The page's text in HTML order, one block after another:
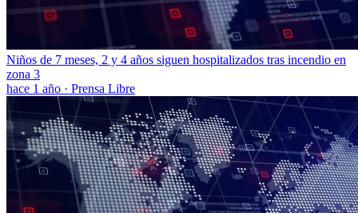
Niños de 7 meses, 2 y 4 años siguen hospitalizados tras incendio en
zona 3
hace 1 año · Prensa Libre